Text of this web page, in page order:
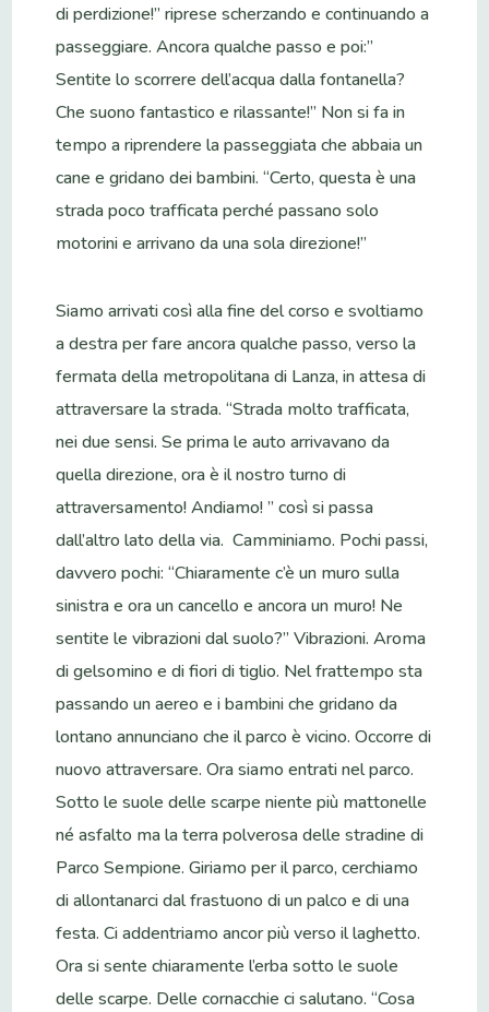
di perdizione!” riprese scherzando e continuando a
passeggiare. Ancora qualche passo e poi:”
Sentite lo scorrere dell’acqua dalla fontanella?
Che suono fantastico e rilassante!” Non si fa in
tempo a riprendere la passeggiata che abbaia un
cane e gridano dei bambini. “Certo, questa è una
strada poco trafficata perché passano solo
motorini e arrivano da una sola direzione!”
Siamo arrivati così alla fine del corso e svoltiamo
a destra per fare ancora qualche passo, verso la
fermata della metropolitana di Lanza, in attesa di
attraversare la strada. “Strada molto trafficata,
nei due sensi. Se prima le auto arrivavano da
quella direzione, ora è il nostro turno di
attraversamento! Andiamo! ” così si passa
dall’altro lato della via. Camminiamo. Pochi passi,
davvero pochi: “Chiaramente c’è un muro sulla
sinistra e ora un cancello e ancora un muro! Ne
sentite le vibrazioni dal suolo?” Vibrazioni. Aroma
di gelsomino e di fiori di tiglio. Nel frattempo sta
passando un aereo e i bambini che gridano da
lontano annunciano che il parco è vicino. Occorre di
nuovo attraversare. Ora siamo entrati nel parco.
Sotto le suole delle scarpe niente più mattonelle
né asfalto ma la terra polverosa delle stradine di
Parco Sempione. Giriamo per il parco, cerchiamo
di allontanarci dal frastuono di un palco e di una
festa. Ci addentriamo ancor più verso il laghetto.
Ora si sente chiaramente l’erba sotto le suole
delle scarpe. Delle cornacchie ci salutano. “Cosa